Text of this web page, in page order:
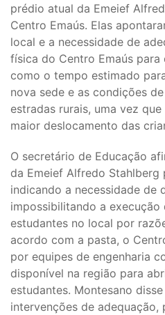
prédio atual da Emeief
Centro Emaús. Elas
local e a necessidade de
física do Centro Emaús
como o tempo estimado
nova sede e as condições
estradas rurais, uma vez
maior deslocamento das
O secretário de Educação
da Emeief Alfredo Stahlberg
indicando a necessidade de
impossibilitando a
estudantes no local por
acordo com a pasta, o
por equipes de engenharia
disponível na região para
estudantes. Montesano
intervenções de